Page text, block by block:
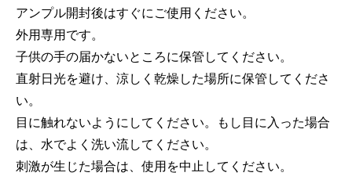
アンプル開封後はすぐにご使用ください。
外用専用です。
子供の手の届かないところに保管してください。
直射日光を避け、涼しく乾燥した場所に保管してくださ
い。
目に触れないようにしてください。もし目に入った場合
は、水でよく洗い流してください。
刺激が生じた場合は、使用を中止してください。